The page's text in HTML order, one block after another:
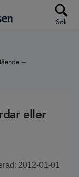
Sök
–
eller
2012-01-01